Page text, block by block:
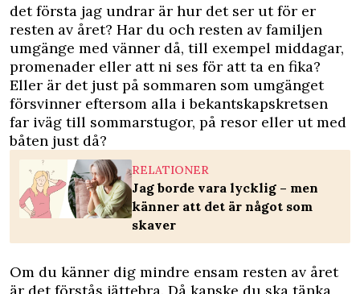
det första jag undrar är hur det ser ut för er
resten av året? Har du och resten av familjen
umgänge med vänner då, till exempel middagar,
promenader eller att ni ses för att ta en fika?
Eller är det just på sommaren som umgänget
försvinner eftersom alla i bekantskapskretsen
far iväg till sommarstugor, på resor eller ut med
båten just då?
RELATIONER
Jag borde vara lycklig – men
känner att det är något som
skaver
Om du känner dig mindre ensam resten av året